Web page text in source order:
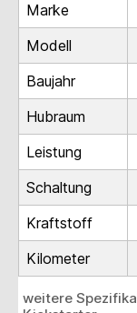
Marke
Modell
Baujahr
Hubraum
Leistung
Schaltung
Kraftstoff
Kilometer
weitere